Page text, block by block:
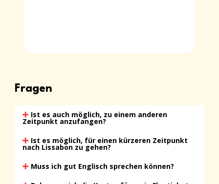
Fragen
Ist es auch möglich, zu einem anderen
Zeitpunkt anzufangen?
Ist es möglich, für einen kürzeren Zeitpunkt
nach Lissabon zu gehen?
Muss ich gut Englisch sprechen können?